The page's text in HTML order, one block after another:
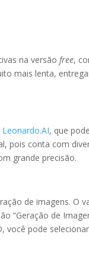
na versãofree,
mais lenta,
Leonardo.AI, que
pois conta com
grande precisão.
de imagens. O
“Geração de
você pode